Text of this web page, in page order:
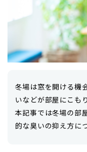
冬場は窓を開ける機
いなどが部屋にこも
本記事では冬場の部
的な臭いの抑え方に